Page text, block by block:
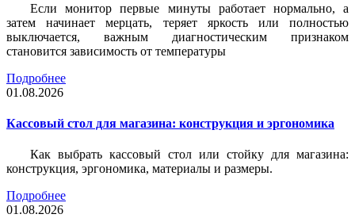
Если монитор первые минуты работает нормально, а
затем начинает мерцать, теряет яркость или полностью
выключается, важным диагностическим признаком
становится зависимость от температуры
Подробнее
01.08.2026
Кассовый стол для магазина: конструкция и эргономика
Как выбрать кассовый стол или стойку для магазина:
конструкция, эргономика, материалы и размеры.
Подробнее
01.08.2026